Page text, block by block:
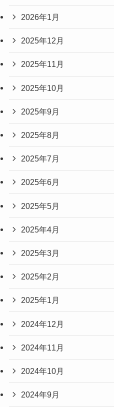
2026年1月
2025年12月
2025年11月
2025年10月
2025年9月
2025年8月
2025年7月
2025年6月
2025年5月
2025年4月
2025年3月
2025年2月
2025年1月
2024年12月
2024年11月
2024年10月
2024年9月